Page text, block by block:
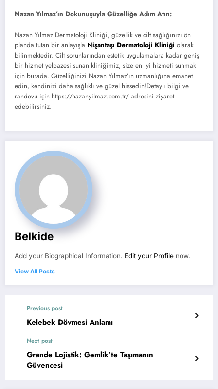
Nazan Yılmaz’ın Dokunuşuyla Güzelliğe Adım Atın:
Nazan Yılmaz Dermatoloji Kliniği, güzellik ve cilt sağlığınızı ön
planda tutan bir anlayışla Nişantaşı Dermatoloji Kliniği olarak
bilinmektedir. Cilt sorunlarından estetik uygulamalara kadar geniş
bir hizmet yelpazesi sunan kliniğimiz, size en iyi hizmeti sunmak
için burada. Güzelliğinizi Nazan Yılmaz’ın uzmanlığına emanet
edin, kendinizi daha sağlıklı ve güzel hissedin!Detaylı bilgi ve
randevu için https://nazanyilmaz.com.tr/ adresini ziyaret
edebilirsiniz.
Belkide
Add your Biographical Information. Edit your Profile now.
View All Posts
Previous post
Kelebek Dövmesi Anlamı
Next post
Grande Lojistik: Gemlik’te Taşımanın
Güvencesi